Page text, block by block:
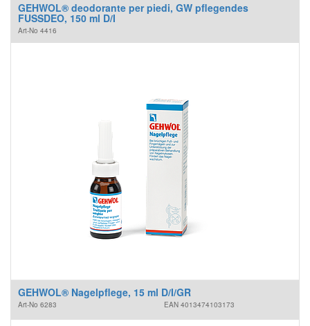
GEHWOL® deodorante per piedi, GW pflegendes
FUSSDEO, 150 ml D/I
Art-No 4416
GEHWOL® Nagelpflege, 15 ml D/I/GR
Art-No 6283 EAN 4013474103173